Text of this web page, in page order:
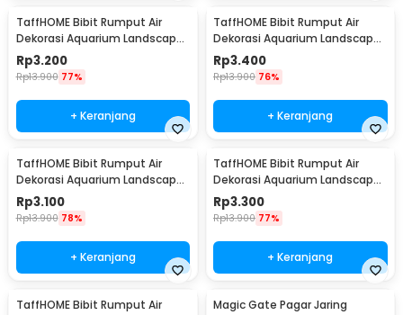
TaffHOME Bibit Rumput Air
Dekorasi Aquarium Landscape
Ornament 10g Big Leaf - H0027
Rp3.200
Rp13.900 77%
+ Keranjang
TaffHOME Bibit Rumput Air
Dekorasi Aquarium Landscape
Ornament 10g Big Fescue -
H0027
Rp3.400
Rp13.900 76%
+ Keranjang
TaffHOME Bibit Rumput Air
Dekorasi Aquarium Landscape
Ornament 10g Lucky Clover -
H0027
Rp3.100
Rp13.900 78%
+ Keranjang
TaffHOME Bibit Rumput Air
Dekorasi Aquarium Landscape
Ornament 10g Small Fescue -
H0027
Rp3.300
Rp13.900 77%
+ Keranjang
TaffHOME Bibit Rumput Air
Magic Gate Pagar Jaring